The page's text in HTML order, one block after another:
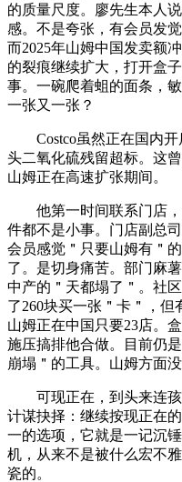
的质量尺度。廖先生本人
感。不是夸张，有会员发
而2025年山姆中国发卖额
的裂痕继续扩大，打开盒
事。一碗爬着蛆的面条，
一张又一张？
Costco虽然正在国内开
头二氧化硫残留超标。这
山姆正在高速扩张期间。
他第一时间联系门店，
件都不是小事。门店副总
会员感觉＂只要山姆有＂
了。是切身痛苦。部门麻
中产的＂天都塌了＂。社
了260块买一张＂卡＂，但
山姆正在中国只要23店。
施压搞排他合做。目前仍
崩塌＂的工具。山姆方面没
可现正在，到头来连孩
计谋抉择：继续按现正在
一的选项，它就是一记沉
机，从来不是被什么宏不
瓷的。